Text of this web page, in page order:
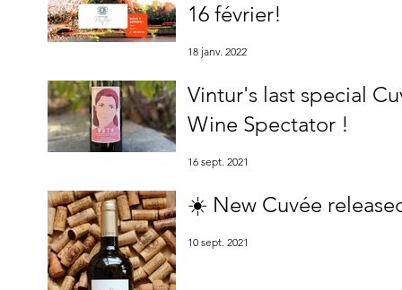
16 février!
18 janv. 2022
Vintur's last special
Wine Spectator !
16 sept. 2021
☀️ New Cuvée
10 sept. 2021